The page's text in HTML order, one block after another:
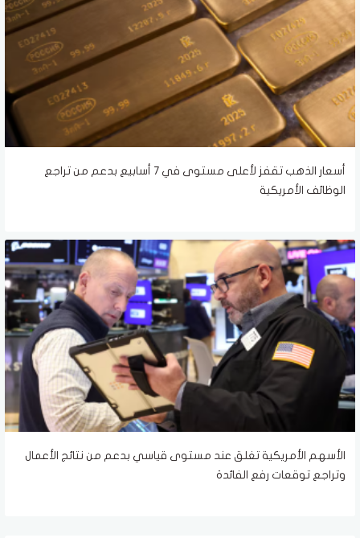
أسعار الذهب تقفز لأعلى مستوى في 7 أسابيع بدعم من تراجع
الوظائف الأمريكية
الأسهم الأمريكية تغلق عند مستوى قياسي بدعم من نتائج الأعمال
وتراجع توقعات رفع الفائدة